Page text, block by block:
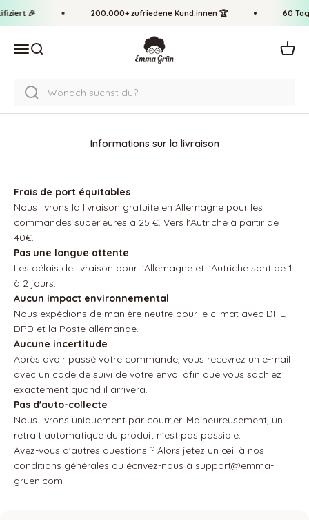
↵Zum Inhalt springen
↵Zum Menü springen
↵Fußzeile springen
↵Barrierefreiheits-Widget öffnen
Passer au contenu
🎉 200.000+ zufriedene Kund:innen 🏆 60
Ouvrir la navigation
Ouvrir la recherche
Emma Grün
Voir
Informations sur la livraison
Frais de port équitables
Nous livrons la livraison gratuite en Allemagne pour les
commandes supérieures à 25 €. Vers l'Autriche à partir de
40€.
Pas une longue attente
Les délais de livraison pour l'Allemagne et l'Autriche sont de 1
à 2 jours.
Aucun impact environnemental
Nous expédions de manière neutre pour le climat avec DHL,
DPD et la Poste allemande.
Aucune incertitude
Après avoir passé votre commande, vous recevrez un e-mail
avec un code de suivi de votre envoi afin que vous sachiez
exactement quand il arrivera.
Pas d'auto-collecte
Nous livrons uniquement par courrier. Malheureusement, un
retrait automatique du produit n'est pas possible.
Avez-vous d'autres questions ? Alors jetez un œil à nos
conditions générales ou écrivez-nous à support@emma-
gruen.com